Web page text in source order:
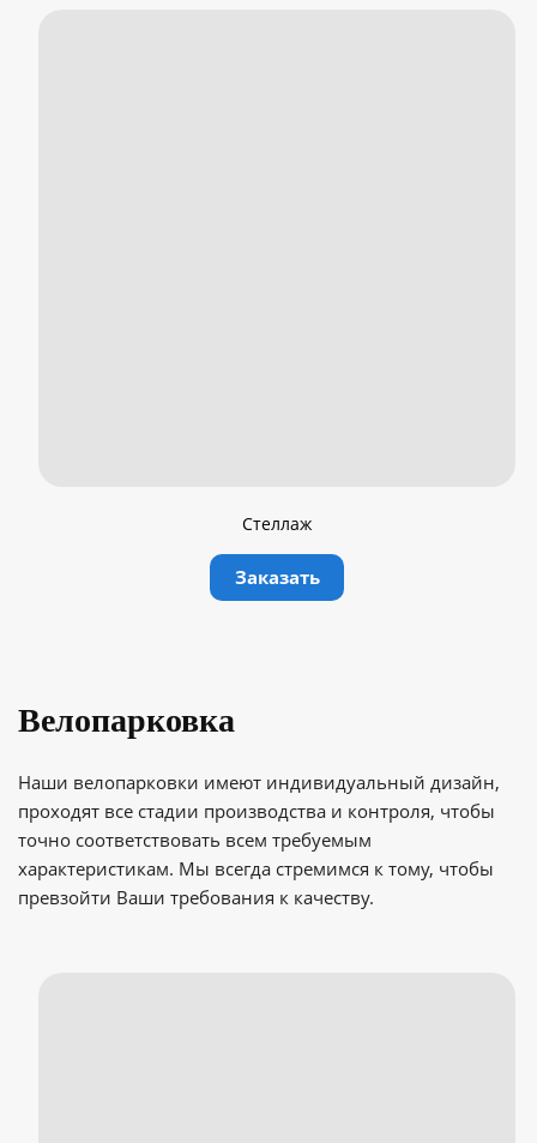
Стеллаж
Заказать
Велопарковка
Наши велопарковки имеют индивидуальный дизайн,
проходят все стадии производства и контроля, чтобы
точно соответствовать всем требуемым
характеристикам. Мы всегда стремимся к тому, чтобы
превзойти Ваши требования к качеству.